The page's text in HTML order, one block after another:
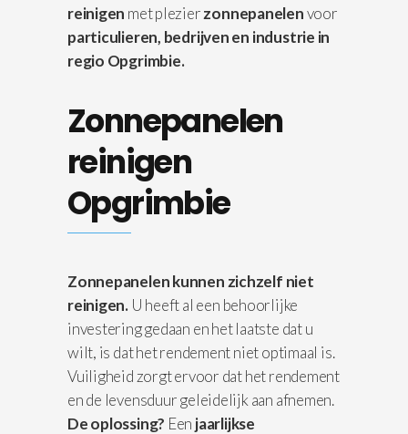
reinigen met plezierzonnepanelenvoor
particulieren, bedrijven en industrie in
regio Opgrimbie.
Zonnepanelen
reinigen
Opgrimbie
Zonnepanelen kunnen zichzelf niet
reinigen. U heeft al een behoorlijke
investering gedaan en het laatste dat u
wilt, is dat het rendement niet optimaal is.
Vuiligheid zorgt ervoor dat het rendement
en de levensduur geleidelijk aan afnemen.
De oplossing? Een jaarlijkse